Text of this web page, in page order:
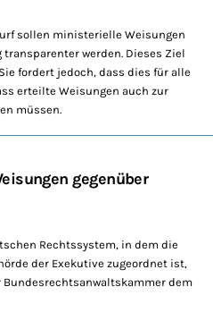
sollen ministerielle Weisungen
werden. Dieses Ziel
fordert jedoch, dass dies für alle
erteilte Weisungen auch zur
müssen.
gegenüber
Rechtssystem, in dem die
der Exekutive zugeordnet ist,
dem